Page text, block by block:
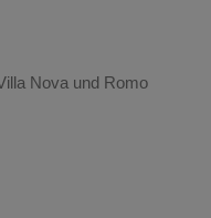
Nova und Romo